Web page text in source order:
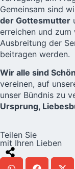
Gemeinsam sind
der Gottesmutter
erreichen und zum
Ausbreitung der
beitragen werden.
Wir alle sind
vereinen, auf
unser Bündnis zu
Ursprung,
Teilen Sie
mit Ihren Lieben